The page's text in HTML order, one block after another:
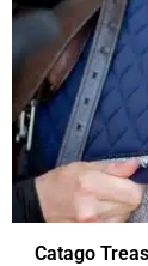
Catago